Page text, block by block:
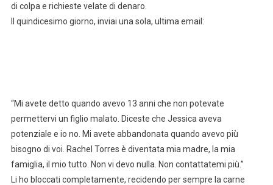
di colpa e richieste velate di denaro.
Il quindicesimo giorno, inviai una sola, ultima email:
“Mi avete detto quando avevo 13 anni che non potevate
permettervi un figlio malato. Diceste che Jessica aveva
potenziale e io no. Mi avete abbandonata quando avevo più
bisogno di voi. Rachel Torres è diventata mia madre, la mia
famiglia, il mio tutto. Non vi devo nulla. Non contattatemi più.”
Li ho bloccati completamente, recidendo per sempre la carne